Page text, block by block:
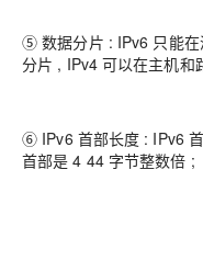
⑤ 数据分片 : IPv6 只能在
分片 , IPv4 可以在主机和
⑥ IPv6 首部长度 : IPv6
首部是 4 44 字节整数倍 ;